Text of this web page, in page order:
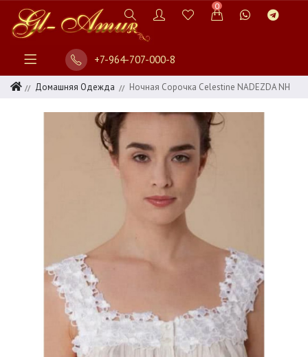
0
+7-964-707-000-8
Домашняя Одежда Ночная Сорочка Celestine NADEZDA NH